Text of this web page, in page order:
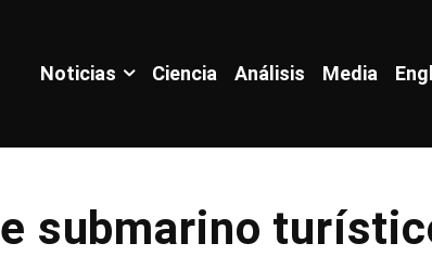
Noticias Ciencia Análisis Media
submarino